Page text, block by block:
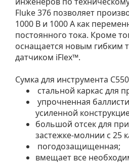
Fluke 376 позволяет
1000 В и 1000 А как
постоянного тока. Кроме
оснащается новым гибким
датчиком iFlex™.
Сумка для инструмента
стальной каркас для
упрочненная
усиленной
большой отсек для
застежке-молнии с 25
погодозащищенная;
вмещает все